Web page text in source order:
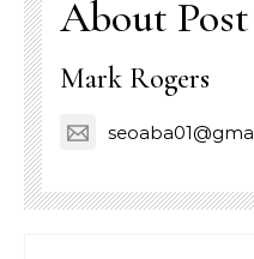
About
Mark Rogers